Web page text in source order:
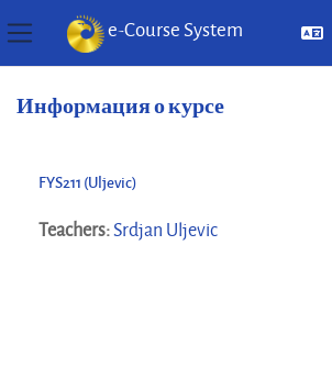
Боковая панель
e-Course System
Информация о курсе
FYS211 (Uljevic)
Teachers:Srdjan Uljevic